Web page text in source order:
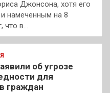
Джонсона, хотя его
намеченным на 8
что в…
об угрозе
для
граждан